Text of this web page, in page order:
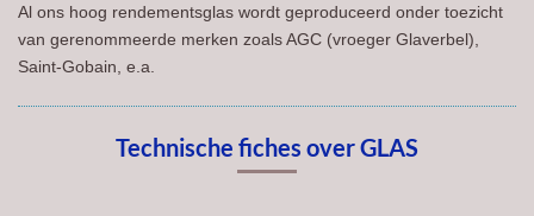
Al ons hoog rendementsglas wordt geproduceerd onder toezicht
van gerenommeerde merken zoals AGC (vroeger Glaverbel),
Saint-Gobain, e.a.
Technische fiches over GLAS